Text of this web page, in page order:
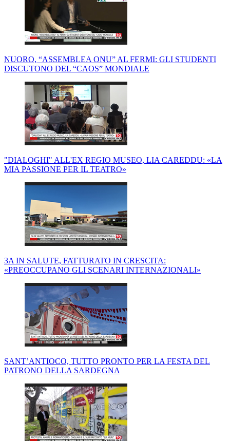
NUORO, “ASSEMBLEA ONU” AL FERMI: GLI STUDENTI
DISCUTONO DEL “CAOS” MONDIALE
"DIALOGHI" ALL'EX REGIO MUSEO, LIA CAREDDU: «LA
MIA PASSIONE PER IL TEATRO»
3A IN SALUTE, FATTURATO IN CRESCITA:
«PREOCCUPANO GLI SCENARI INTERNAZIONALI»
SANT’ANTIOCO, TUTTO PRONTO PER LA FESTA DEL
PATRONO DELLA SARDEGNA